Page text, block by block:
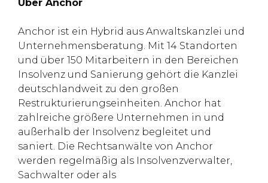
Über Anchor
Anchor ist ein Hybrid aus Anwaltskanzlei und
Unternehmensberatung. Mit 14 Standorten
und über 150 Mitarbeitern in den Bereichen
Insolvenz und Sanierung gehört die Kanzlei
deutschlandweit zu den großen
Restrukturierungseinheiten. Anchor hat
zahlreiche größere Unternehmen in und
außerhalb der Insolvenz begleitet und
saniert. Die Rechtsanwälte von Anchor
werden regelmäßig als Insolvenzverwalter,
Sachwalter oder als